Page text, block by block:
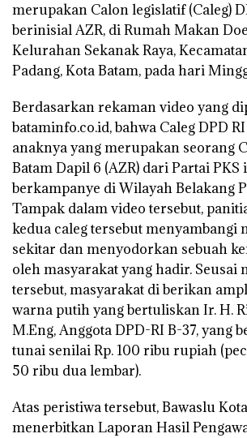
merupakan Calon legislatif (Caleg)
berinisial AZR, di Rumah Makan
Kelurahan Sekanak Raya,
Padang, Kota Batam, pada hari
Berdasarkan rekaman video yang
bataminfo.co.id, bahwa Caleg DPD
anaknya yang merupakan seorang
Batam Dapil 6 (AZR) dari Partai PKS
berkampanye di Wilayah Belakang
Tampak dalam video tersebut,
kedua caleg tersebut menyambangi
sekitar dan menyodorkan sebuah
oleh masyarakat yang hadir. Seusai
tersebut, masyarakat di berikan
warna putih yang bertuliskan Ir. H.
M.Eng, Anggota DPD-RI B-37, yang
tunai senilai Rp. 100 ribu rupiah
50 ribu dua lembar).
Atas peristiwa tersebut, Bawaslu
menerbitkan Laporan Hasil